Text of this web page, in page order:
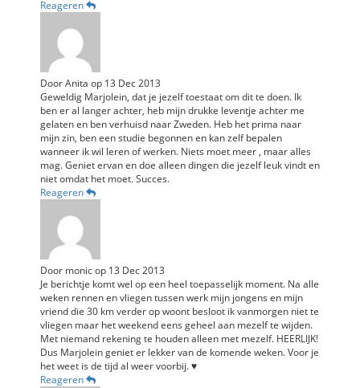
Reageren
DoorAnita op 13 Dec 2013
Geweldig Marjolein, dat je jezelf toestaat om dit te doen. Ik
ben er al langer achter, heb mijn drukke leventje achter me
gelaten en ben verhuisd naar Zweden. Heb het prima naar
mijn zin, ben een studie begonnen en kan zelf bepalen
wanneer ik wil leren of werken. Niets moet meer , maar alles
mag. Geniet ervan en doe alleen dingen die jezelf leuk vindt en
niet omdat het moet. Succes.
Reageren
Door monicop 13 Dec 2013
Je berichtje komt wel op een heel toepasselijk moment. Na alle
weken rennen en vliegen tussen werk mijn jongens en mijn
vriend die 30 km verder op woont besloot ik vanmorgen niet te
vliegen maar het weekend eens geheel aan mezelf te wijden.
Met niemand rekening te houden alleen met mezelf. HEERLIJK!
Dus Marjolein geniet er lekker van de komende weken. Voor je
het weet is de tijd al weer voorbij. ♥
Reageren